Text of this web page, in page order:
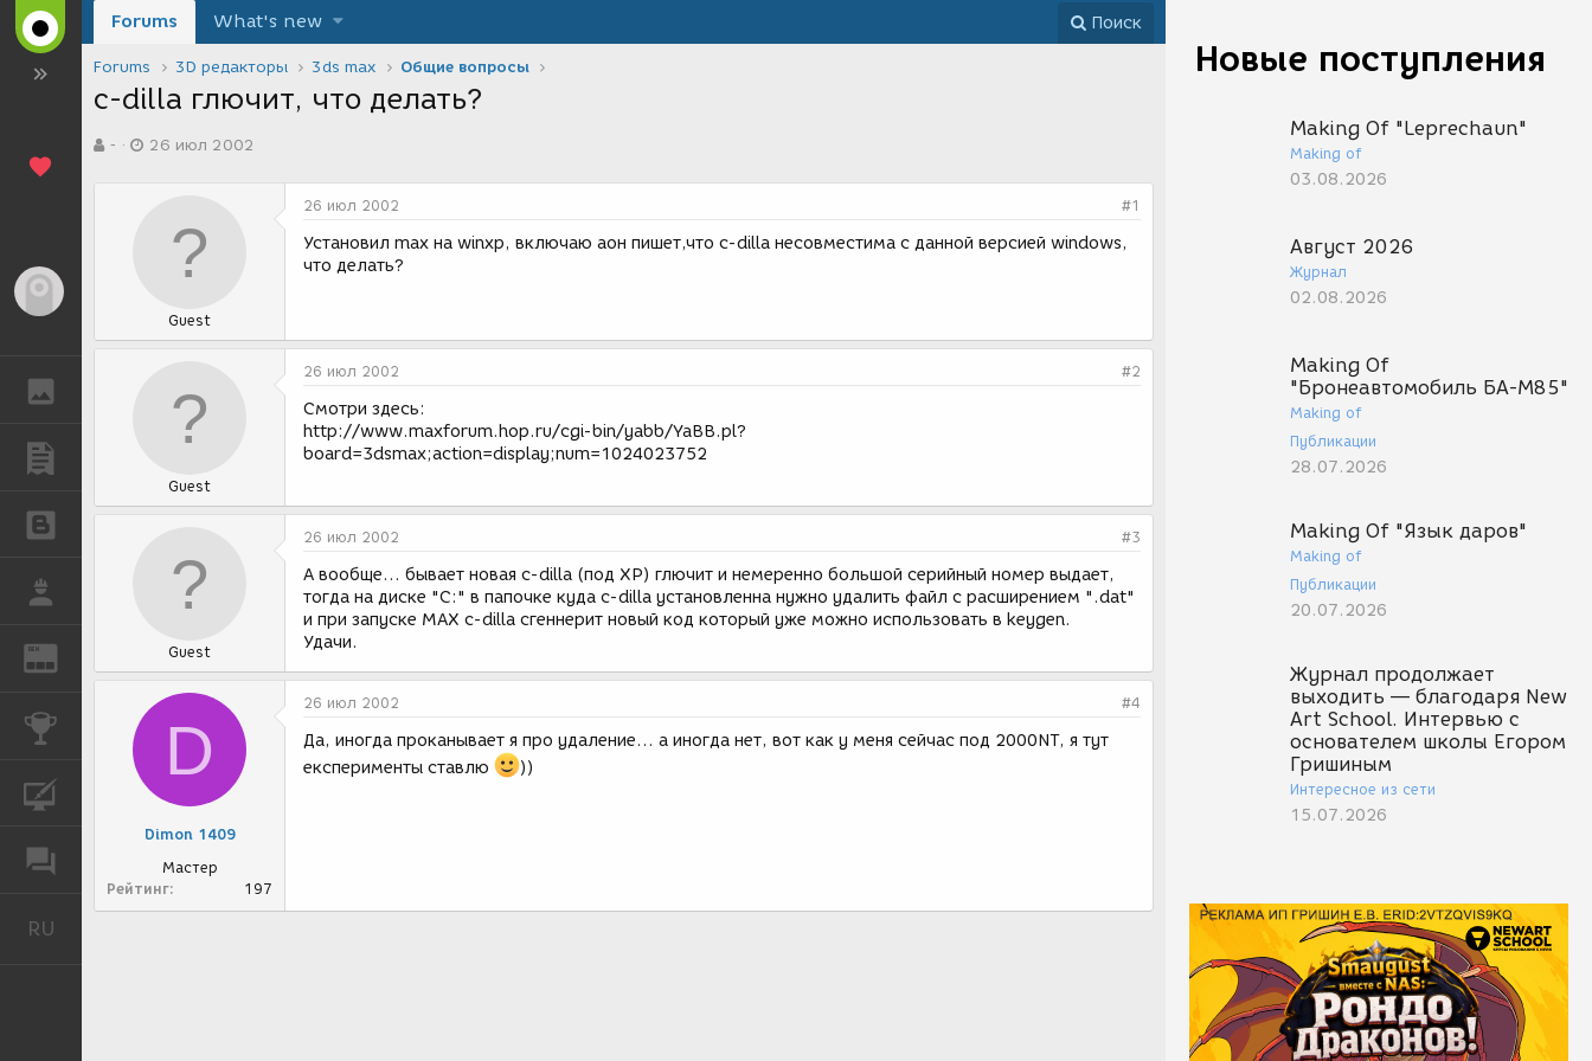
REN
КОНКУРСЫ
RU
Новые поступления
Making Of "Leprechaun"
Making of
03.08.2026
Август 2026
Журнал
02.08.2026
Making Of
"Бронеавтомобиль БА-М85"
Making of
Публикации
28.07.2026
Making Of "Язык даров"
Making of
Публикации
20.07.2026
Журнал продолжает
выходить — благодаря New
Art School. Интервью с
основателем школы Егором
Гришиным
Интересное из сети
15.07.2026
Forums What's new Поиск
Forums 3D редакторы 3ds max Общие вопросы
c-dilla глючит, что делать?
в-
а
и
26 июл 2002
Guest
26 июл 2002 #1
Установил max на winxp, включаю аон пишет,что c-dilla несовместима с данной версией windows,
что делать?
Guest
26 июл 2002 #2
Смотри здесь:
http://www.maxforum.hop.ru/cgi-bin/yabb/YaBB.pl?
board=3dsmax;action=display;num=1024023752
Guest
26 июл 2002 #3
А вообще... бывает новая с-dilla (под ХР) глючит и немеренно большой серийный номер выдает,
тогда на диске "С:" в папочке куда с-dilla установленна нужно удалить файл с расширением ".dat"
и при запуске МАХ с-dilla сгеннерит новый код который уже можно использовать в keygen.
Удачи.
D
Dimon 1409
Мастер
Рейтинг
197
26 июл 2002 #4
Да, иногда проканывает я про удаление... а иногда нет, вот как у меня сейчас под 2000NT, я тут
експерименты ставлю
))